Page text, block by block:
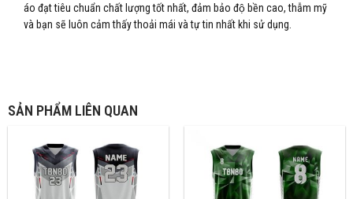
áo đạt tiêu chuẩn chất lượng tốt nhất, đảm bảo độ bền cao, thẫm mỹ
và bạn sẽ luôn cảm thấy thoải mái và tự tin nhất khi sử dụng.
SẢN PHẨM LIÊN QUAN